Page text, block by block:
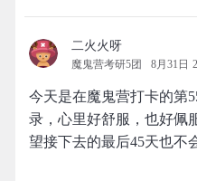
二火火呀
魔鬼营考研5团 8月31日
今天是在魔鬼营打卡的第
录，心里好舒服，也好佩
望接下去的最后45天也不